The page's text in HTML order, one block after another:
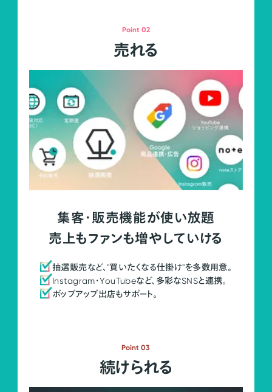
Point 02
売れる
集客・販売機能が使い放題
売上もファンも増やしていける
抽選販売など、"買いたくなる仕掛け"を多数用意。
Instagram・YouTubeなど、多彩なSNSと連携。
ポップアップ出店もサポート。
Point 03
続けられる